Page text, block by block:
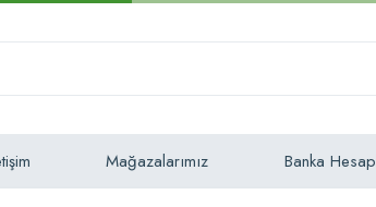
Mağazalarımız Banka